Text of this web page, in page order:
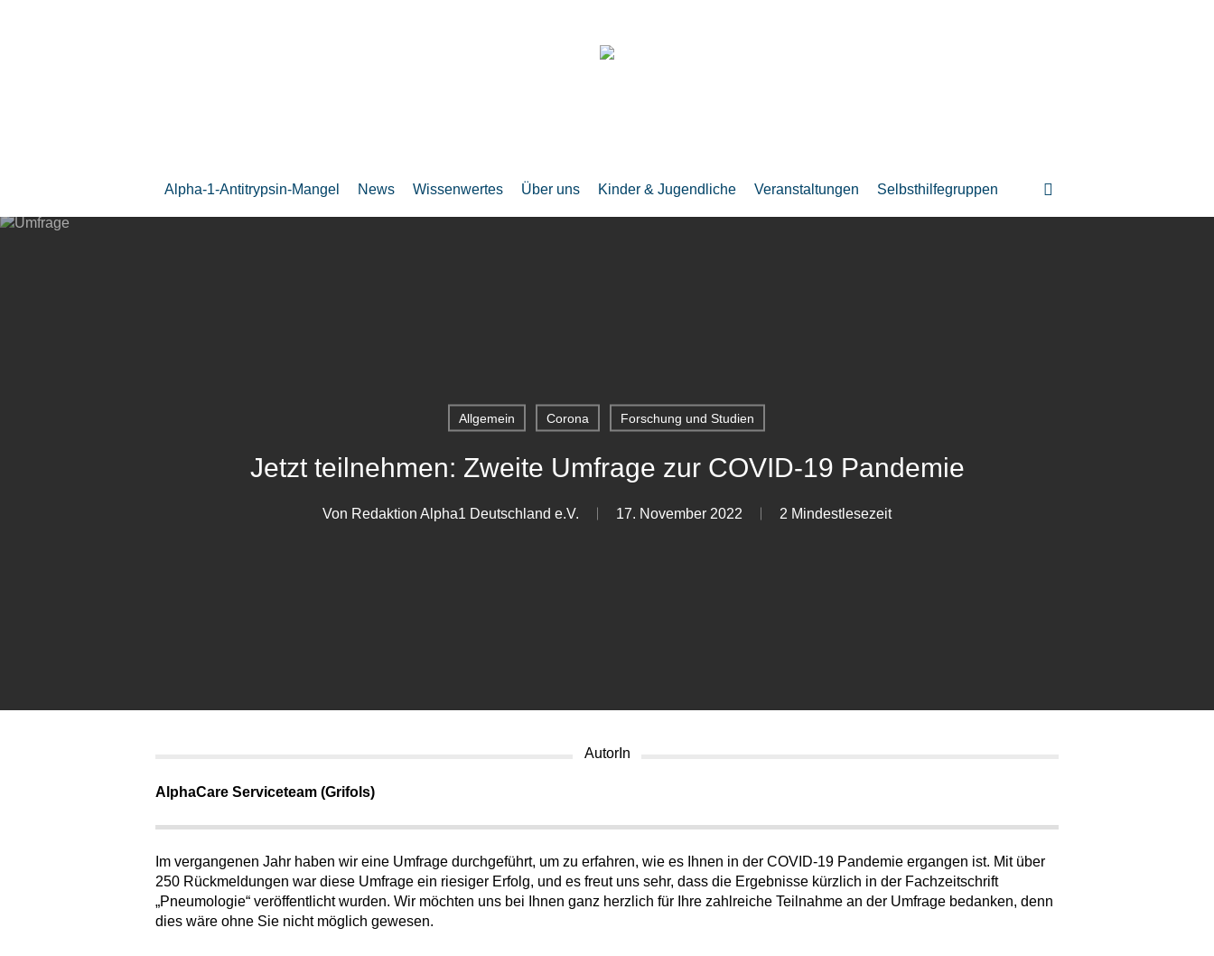
Alpha-1-Antitrypsin-Mangel News Wissenwertes Über uns Kinder & Jugendliche Veranstaltungen Selbsthilfegruppen
Allgemein Corona Forschung und Studien
Jetzt teilnehmen: Zweite Umfrage zur COVID-19 Pandemie
Von Redaktion Alpha1 Deutschland e.V. 17. November 2022 2 Mindestlesezeit
AutorIn
AlphaCare Serviceteam (Grifols)
Im vergangenen Jahr haben wir eine Umfrage durchgeführt, um zu erfahren, wie es Ihnen in der COVID-19 Pandemie ergangen ist. Mit über
250 Rückmeldungen war diese Umfrage ein riesiger Erfolg, und es freut uns sehr, dass die Ergebnisse kürzlich in der Fachzeitschrift
„Pneumologie“ veröffentlicht wurden. Wir möchten uns bei Ihnen ganz herzlich für Ihre zahlreiche Teilnahme an der Umfrage bedanken, denn
dies wäre ohne Sie nicht möglich gewesen.